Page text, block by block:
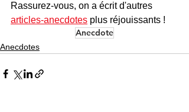
Rassurez-vous, on a écrit d'autres
articles-anecdotes plus réjouissants !
Anecdote
Anecdotes